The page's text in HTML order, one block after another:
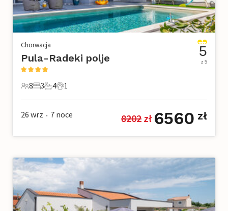
Chorwacja
Pula-Radeki polje
8 Goście
8
3 Sypialnie
3
4 Łazienki
4
1 Zwierzę domowe
1
5
z 5
26 wrz • 7 noce 8202 zł 6560 zł